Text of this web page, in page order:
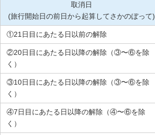
取消日
(旅行開始日の前日から起算してさかのぼって)
①21日目にあたる日以前の解除
②20日目にあたる日以降の解除（③〜⑥を除
く）
③10日目にあたる日以降の解除（③〜⑥を除
く）
④7日目にあたる日以降の解除（④〜⑥を除
く）